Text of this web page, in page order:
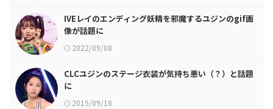
IVEレイのエンディング妖精を邪魔するユジンのgif画
像が話題に
2022/09/08
CLCユジンのステージ衣装が気持ち悪い（？）と話題
に
2015/09/18